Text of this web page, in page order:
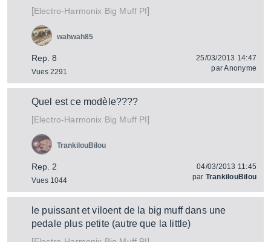
[Electro-Harmonix Big Muff PI]
Rep. 8
Vues 2291
wahwah85
25/03/2013 14:47
parAnonyme
Quel est ce modèle????
[Electro-Harmonix Big Muff PI]
Rep. 2
Vues 1044
TrankilouBilou
04/03/2013 11:45
par TrankilouBilou
le puissant et viloent de la big muff dans une
pedale plus petite (autre que la little)